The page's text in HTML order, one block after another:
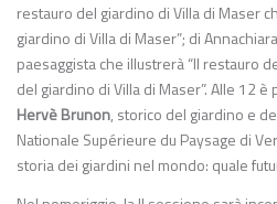
restauro del giardino di Villa di Maser
giardino di Villa di Maser”; di
paesaggista che illustrerà “Il restauro
del giardino di Villa di Maser”. Alle 12 è
Hervè Brunon, storico del giardino e
Nationale Supérieure du Paysage di
storia dei giardini nel mondo: quale